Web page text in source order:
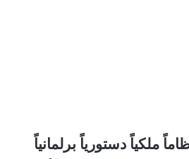
ملكياً دستورياً برلمانياً